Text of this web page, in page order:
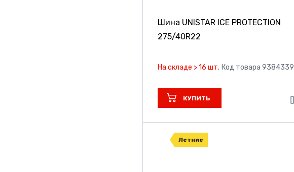
Шина UNISTAR ICE PROTECTION
275/40R22
На складе > 16 шт. Код товара 9384339
КУПИТЬ
Летние